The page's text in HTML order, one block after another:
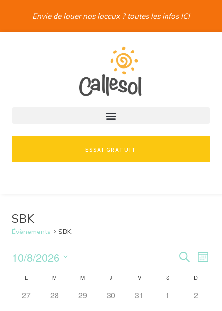
Envie de louer nos locaux ? toutes les infos ICI
ESSAI GRATUIT
SBK
Évènements SBK
Recherche
Mois
10/8/2026
date.
Calendrier
de
L M M J V S D
0
27
0
28
0
29
0
30
0
31
0
1
0
2